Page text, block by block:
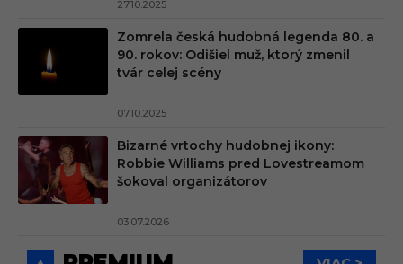
27.10.2025
Zomrela česká hudobná legenda 80. a
90. rokov: Odišiel muž, ktorý zmenil
tvár celej scény
07.10.2025
Bizarné vrtochy hudobnej ikony:
Robbie Williams pred Lovestreamom
šokoval organizátorov
03.07.2026